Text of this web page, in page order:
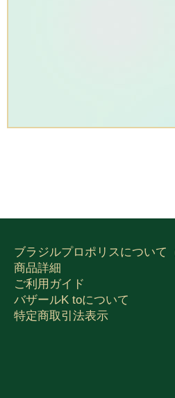
ブラジルプロポリスについて
商品詳細
ご利用ガイド
バザールK toについて
特定商取引法表示